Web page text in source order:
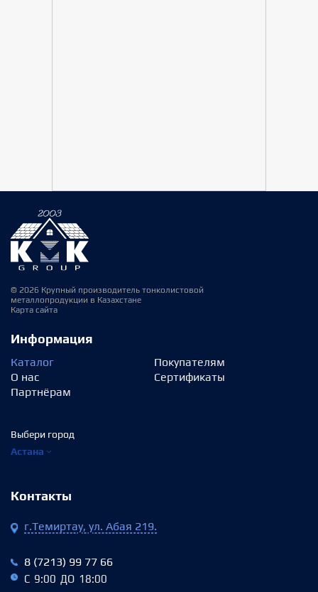
© 2026 Крупный производитель тонколистовой
металлопродукции в Казахстане
Карта сайта
Информация
Каталог
О нас
Партнёрам
Покупателям
Сертификаты
Выбери город
Астана
Контакты
г.Темиртау, ул. Абая 219.
8 (7213) 99 77 66
С 9:00 ДО 18:00